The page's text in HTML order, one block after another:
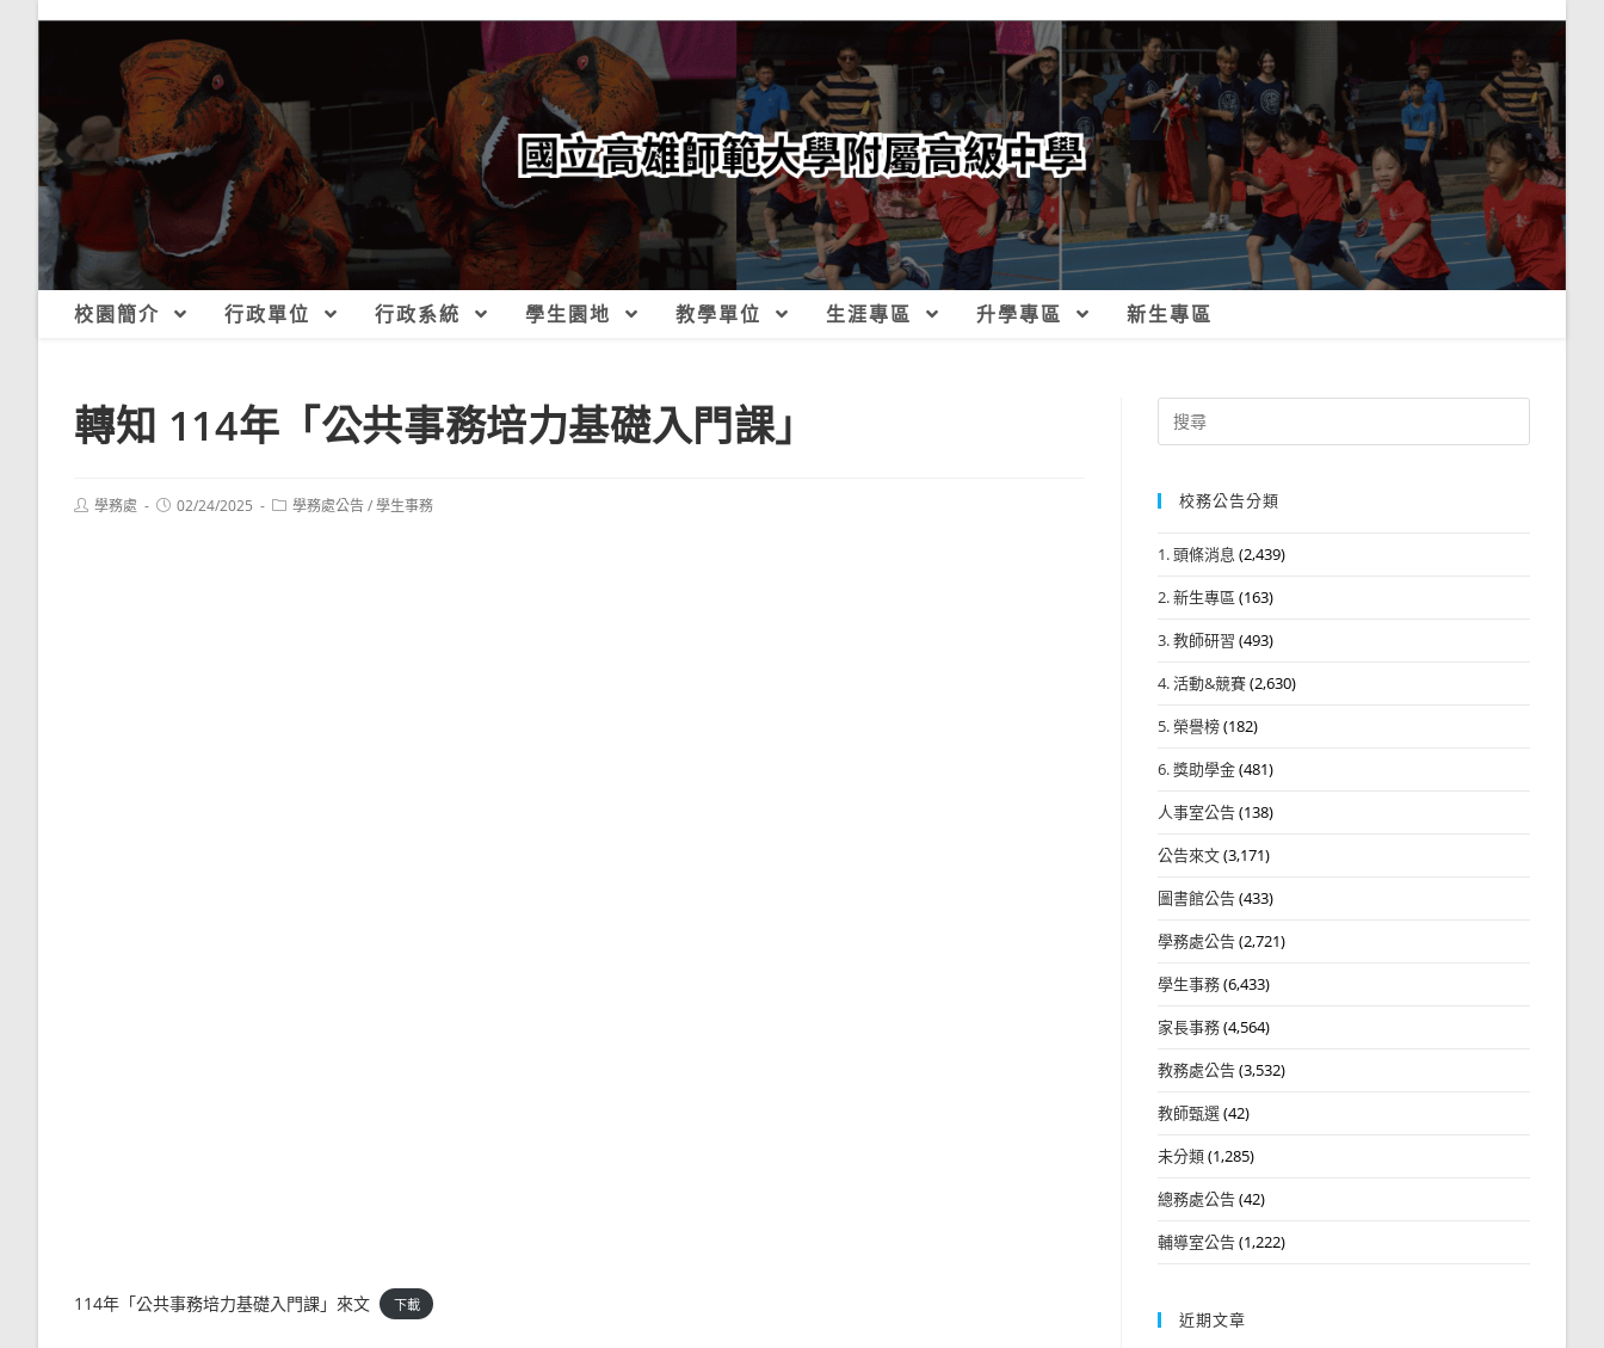
校園簡介 行政單位 行政系統 學生園地 教學單位 生涯專區 升學專區 新生專區
轉知 114年「公共事務培力基礎入門課」
Post學務處
Post02/24/2025
Post學務處公告/學生事務
114年「公共事務培力基礎入門課」來文 下載
Search
for:
校務公告分類
1. 頭條消息 (2,439)
2. 新生專區 (163)
3. 教師研習 (493)
4. 活動&競賽(2,630)
5. 榮譽榜(182)
6. 獎助學金(481)
人事室公告(138)
公告來文(3,171)
圖書館公告(433)
學務處公告(2,721)
學生事務(6,433)
家長事務(4,564)
教務處公告(3,532)
教師甄選(42)
未分類(1,285)
總務處公告(42)
輔導室公告(1,222)
近期文章